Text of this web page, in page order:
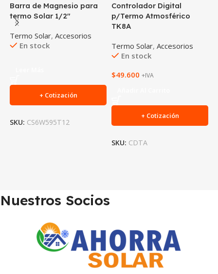
Barra de Magnesio para
termo Solar 1/2″
Termo Solar, Accesorios
En stock
+ Cotización
SKU: CS6W595T12
Controlador Digital
p/Termo Atmosférico
TK8A
Termo Solar, Accesorios
En stock
$49.600 +IVA
+ Cotización
SKU: CDTA
Nuestros Socios